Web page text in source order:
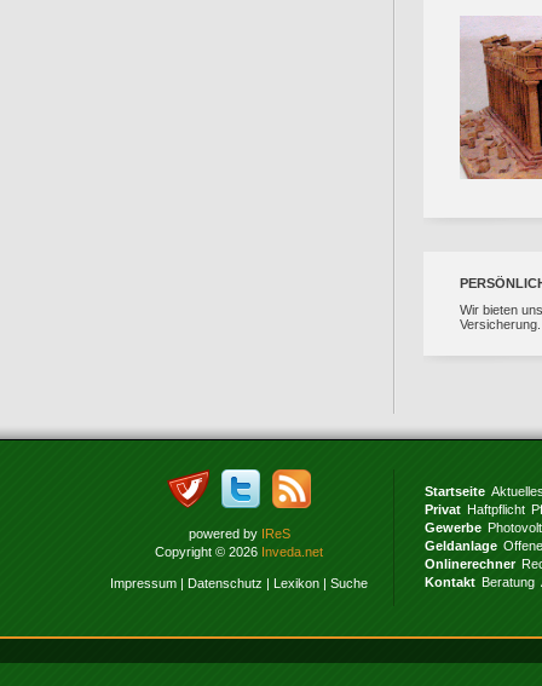
Wir bieten
powered by IReS
Copyright © 2026 Inveda.net
Impressum | Datenschutz | Lexikon | Suche
Startseite
Privat Haftpflicht
Gewerbe
Geldanlage
Onlinerechner
Kontakt Beratung